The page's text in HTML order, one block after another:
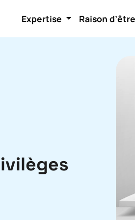
Expertise Raison d’être